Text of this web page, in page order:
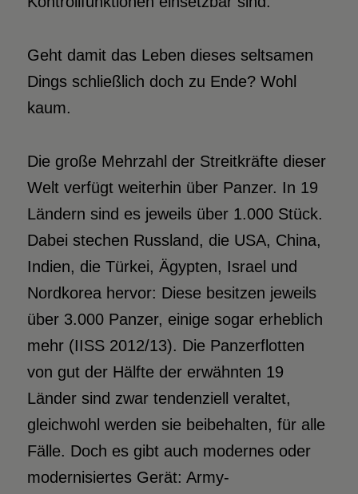
Geht damit das Leben dieses seltsamen
Dings schließlich doch zu Ende? Wohl
kaum.
Die große Mehrzahl der Streitkräfte dieser
Welt verfügt weiterhin über Panzer. In 19
Ländern sind es jeweils über 1.000 Stück.
Dabei stechen Russland, die USA, China,
Indien, die Türkei, Ägypten, Israel und
Nordkorea hervor: Diese besitzen jeweils
über 3.000 Panzer, einige sogar erheblich
mehr (IISS 2012/13). Die Panzerflotten
von gut der Hälfte der erwähnten 19
Länder sind zwar tendenziell veraltet,
gleichwohl werden sie beibehalten, für alle
Fälle. Doch es gibt auch modernes oder
modernisiertes Gerät: Army-